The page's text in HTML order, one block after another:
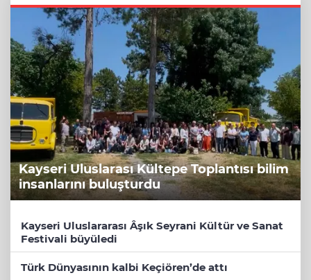
Kayseri Uluslarası Kültepe Toplantısı bilim
insanlarını buluşturdu
Kayseri Uluslararası Âşık Seyrani Kültür ve Sanat
Festivali büyüledi
Türk Dünyasının kalbi Keçiören’de attı